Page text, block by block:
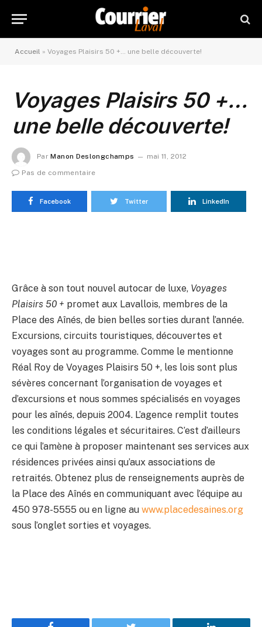
Accueil » Voyages Plaisirs 50 +… une belle découverte!
Voyages Plaisirs 50 +…
une belle découverte!
Par Manon Deslongchamps
mai 11, 2012
Pas de commentaire
Facebook Twitter LinkedIn
Grâce à son tout nouvel autocar de luxe, Voyages
Plaisirs 50 + promet aux Lavallois, membres de la
Place des Aînés, de bien belles sorties durant l’année.
Excursions, circuits touristiques, découvertes et
voyages sont au programme. Comme le mentionne
Réal Roy de Voyages Plaisirs 50 +, les lois sont plus
sévères concernant l’organisation de voyages et
d’excursions et nous sommes spécialisés en voyages
pour les aînés, depuis 2004. L’agence remplit toutes
les conditions légales et sécuritaires. C’est d’ailleurs
ce qui l’amène à proposer maintenant ses services aux
résidences privées ainsi qu’aux associations de
retraités. Obtenez plus de renseignements auprès de
la Place des Aînés en communiquant avec l’équipe au
450 978-5555 ou en ligne au www.placedesaines.org
sous l’onglet sorties et voyages.